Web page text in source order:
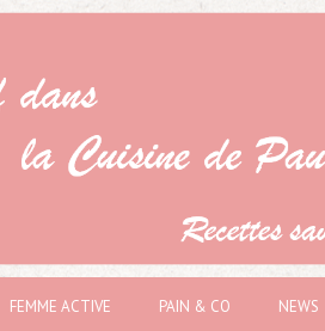
FEMME ACTIVE PAIN & CO NEWS